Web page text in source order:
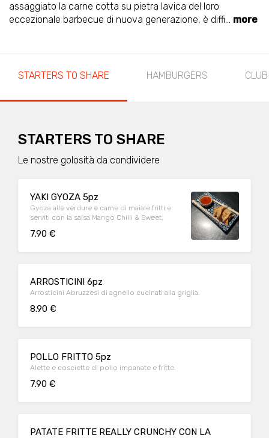
assaggiato la carne cotta su pietra lavica del loro
eccezionale barbecue di nuova generazione, è diffi... more
STARTERS TO SHARE HAMBURGERS
STARTERS TO SHARE
Le nostre golosità da condividere
YAKI GYOZA 5pz
Gyoza alle verdure e carne di maiale fritti e
serviti con la salsa Mango Chilli & Sweet.
7.90 €
ARROSTICINI 6pz
Arrosticini Abruzzesi di agnello cucinati alla griglia.
8.90 €
POLLO FRITTO 5pz
Alette e cosciette di pollo impanate e fritte.
7.90 €
PATATE FRITTE REALLY CRUNCHY CON LA